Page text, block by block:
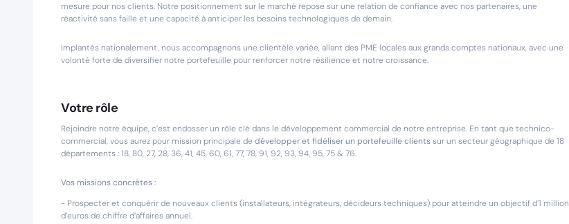
mesure pour nos clients. Notre positionnement sur le marché repose sur une relation de confiance avec nos partenaires, une
réactivité sans faille et une capacité à anticiper les besoins technologiques de demain.
Implantés nationalement, nous accompagnons une clientèle variée, allant des PME locales aux grands comptes nationaux, avec une
volonté forte de diversifier notre portefeuille pour renforcer notre résilience et notre croissance.
Votre rôle
Rejoindre notre équipe, c’est endosser un rôle clé dans le développement commercial de notre entreprise. En tant que technico-
commercial, vous aurez pour mission principale de développer et fidéliser un portefeuille clientssur un secteur géographique de 18
départements : 18, 80, 27, 28, 36, 41, 45, 60, 61, 77, 78, 91, 92, 93, 94, 95, 75 & 76.
Vos missions concrètes :
- Prospecter et conquérir de nouveaux clients (installateurs, intégrateurs, décideurs techniques) pour atteindre un objectif d’1 million
d’euros de chiffre d’affaires annuel.